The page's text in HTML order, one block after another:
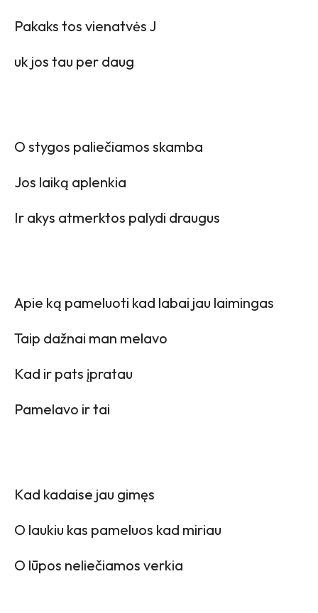
Pakaks tos vienatvės J
uk jos tau per daug
O stygos paliečiamos skamba
Jos laiką aplenkia
Ir akys atmerktos palydi draugus
Apie ką pameluoti kad labai jau laimingas
Taip dažnai man melavo
Kad ir pats įpratau
Pamelavo ir tai
Kad kadaise jau gimęs
O laukiu kas pameluos kad miriau
O lūpos neliečiamos verkia